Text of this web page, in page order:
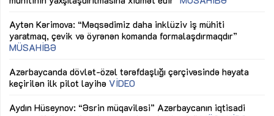
yaratmaq, çevik və öyrənən komanda formalaşdırmaqdır”
MÜSAHİBƏ
keçirilən ilk pilot layihəVİDEO
suverenliyini təmin edən əsas dayaqlardandır”MÜSAHİBƏ